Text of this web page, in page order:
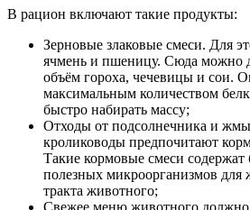
В рацион включают такие продукты:
Зерновые злаковые смеси. Для
ячмень и пшеницу. Сюда можно
объём гороха, чечевицы и сои.
максимальным количеством
быстро набирать массу;
Отходы от подсолнечника и
кролиководы предпочитают
Такие кормовые смеси содержат
полезных микроорганизмов для
тракта животного;
Свежее меню животного должно